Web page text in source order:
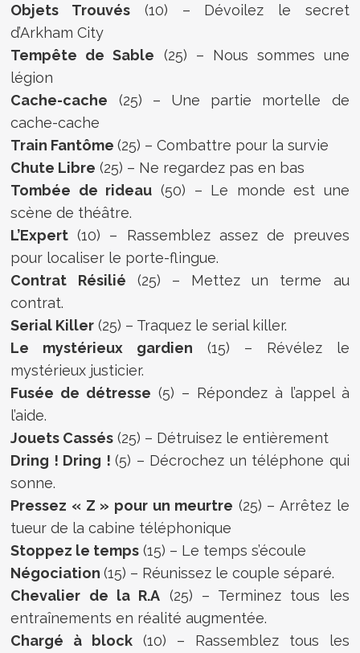
Objets Trouvés (10) – Dévoilez le secret
d’Arkham City
Tempête de Sable (25) – Nous sommes une
légion
Cache-cache (25) – Une partie mortelle de
cache-cache
Train Fantôme(25) – Combattre pour la survie
Chute Libre (25) – Ne regardez pas en bas
Tombée de rideau (50) – Le monde est une
scène de théâtre.
L’Expert (10) – Rassemblez assez de preuves
pour localiser le porte-flingue.
Contrat Résilié (25) – Mettez un terme au
contrat.
Serial Killer (25) – Traquez le serial killer.
Le mystérieux gardien (15) – Révélez le
mystérieux justicier.
Fusée de détresse (5) – Répondez à l’appel à
l’aide.
Jouets Cassés (25) – Détruisez le entièrement
Dring ! Dring !(5) – Décrochez un téléphone qui
sonne.
Pressez « Z » pour un meurtre (25) – Arrêtez le
tueur de la cabine téléphonique
Stoppez le temps (15) – Le temps s’écoule
Négociation(15) – Réunissez le couple séparé.
Chevalier de la R.A (25) – Terminez tous les
entraînements en réalité augmentée.
Chargé à block (10) – Rassemblez tous les